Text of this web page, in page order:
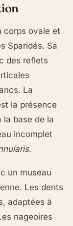
corps ovale et
Sparidés. Sa
des reflets
La
la présence
base de la
incomplet
.
un museau
Les dents
adaptées à
nageoires